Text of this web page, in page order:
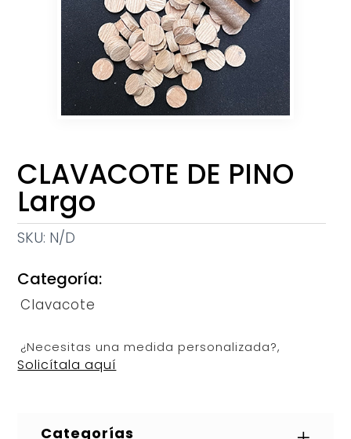
CLAVACOTE DE PINO
Largo
SKU: N/D
Categoría:
Clavacote
¿Necesitas una medida personalizada?,
Solicítala aquí
Categorías